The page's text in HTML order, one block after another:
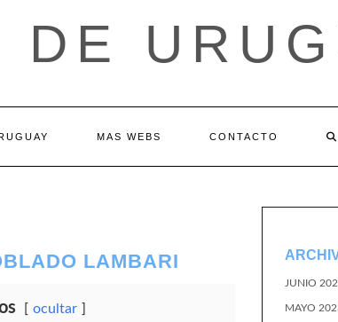
DE
MAS WEBS CONTACTO
LAMBARI
ocultar
JUNIO
MAYO